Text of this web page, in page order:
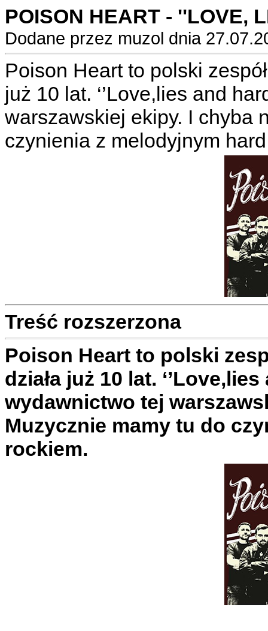
POISON HEART - ''LOVE,
Dodane przez muzol dnia
Poison Heart to polski
już 10 lat. ‘’Love,lies and
warszawskiej ekipy. I chyba
czynienia z melodyjnym
Treść rozszerzona
Poison Heart to polski
działa już 10 lat.
wydawnictwo tej
Muzycznie mamy tu do
rockiem.